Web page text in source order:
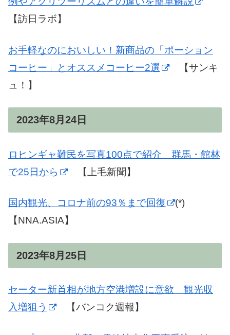
【訪日ラボ】
お手軽なのにおいしい！新商品の「ポーション
コーヒー」とオススメコーヒー2選
【サンキ
ュ！】
2023年8月24日
ロヒンギャ難民を写真100点で紹介 群馬・館林
で25日から
【上毛新聞】
国内観光、コロナ前の93％まで回復
(*)
【NNA.ASIA】
2023年8月25日
セーター新首相が地方空港増設に意欲 観光収
入増狙う
【バンコク週報】